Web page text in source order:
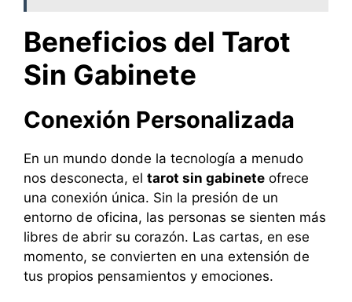
Beneficios del Tarot
Sin Gabinete
Conexión Personalizada
En un mundo donde la tecnología a menudo
nos desconecta, el tarot sin gabinete ofrece
una conexión única. Sin la presión de un
entorno de oficina, las personas se sienten más
libres de abrir su corazón. Las cartas, en ese
momento, se convierten en una extensión de
tus propios pensamientos y emociones.